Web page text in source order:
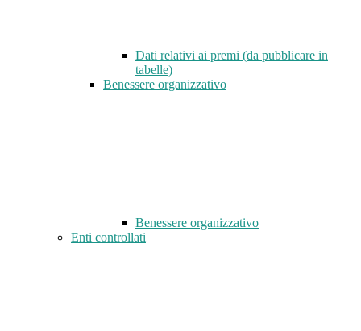
Dati relativi ai premi (da pubblicare in
tabelle)
Benessere organizzativo
Benessere organizzativo
Enti controllati